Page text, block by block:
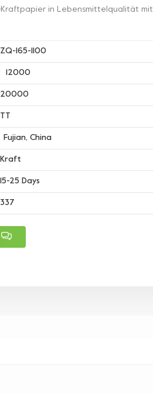
Kraftpapier in Lebensmittelqualität mit
ZQ-165-1100
12000
20000
TT
Fujian, China
Kraft
15-25 Days
337